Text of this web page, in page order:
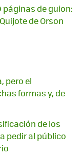
de guion:
de Orson
pero el
formas y, de
de los
pedir al público